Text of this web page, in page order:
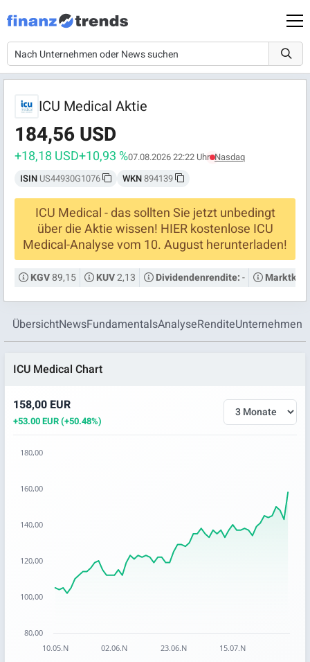
ICU Medical Aktie
184,56 USD
+18,18 USD+10,93 %07.08.2026 22:22 Uhr Nasdaq
ISIN US44930G1076 WKN894139
ICU Medical - das sollten Sie jetzt unbedingt
über die Aktie wissen! HIER kostenlose ICU
Medical-Analyse vom 10. August herunterladen!
KGV89,15 KUV2,13 Dividendenrendite:-
ÜbersichtNewsFundamentalsAnalyseRenditeUnternehmen
ICU Medical Chart
158,00 EUR
+53.00 EUR (+50.48%)
The chart has 1 X axis displaying categories.
The chart has 1 Y axis displaying values. Data ranges from
10.05.N 02.06.N 23.06.N 15.07.N
80,00
100,00
120,00
140,00
160,00
180,00